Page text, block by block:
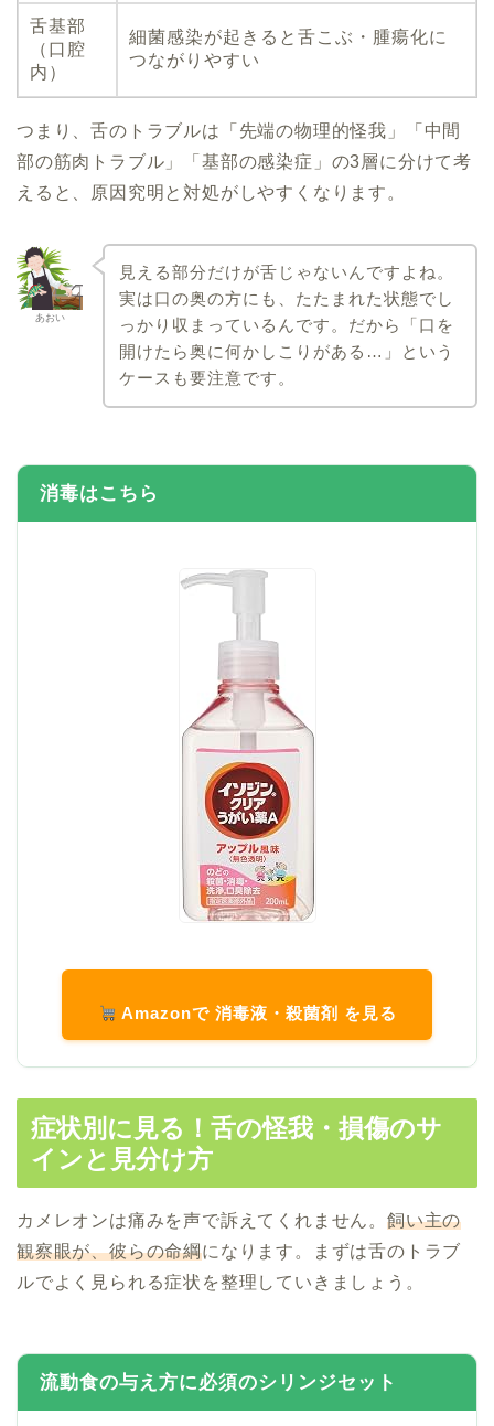
舌基部
（口腔
内）
細菌感染が起きると舌こぶ・腫瘍化に
つながりやすい
つまり、舌のトラブルは「先端の物理的怪我」「中間
部の筋肉トラブル」「基部の感染症」の3層に分けて考
えると、原因究明と対処がしやすくなります。
あおい
見える部分だけが舌じゃないんですよね。
実は口の奥の方にも、たたまれた状態でし
っかり収まっているんです。だから「口を
開けたら奥に何かしこりがある…」という
ケースも要注意です。
消毒はこちら
Amazonで 消毒液・殺菌剤 を見る
症状別に見る！舌の怪我・損傷のサ
インと見分け方
カメレオンは痛みを声で訴えてくれません。飼い主の
観察眼が、彼らの命綱になります。まずは舌のトラブ
ルでよく見られる症状を整理していきましょう。
流動食の与え方に必須のシリンジセット